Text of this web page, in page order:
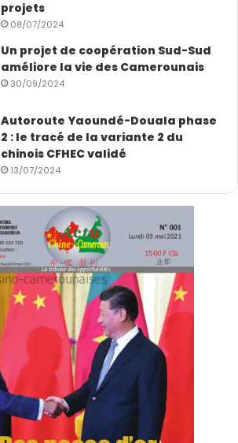
projets
08/07/2024
Un projet de coopération Sud-Sud
améliore la vie des Camerounais
30/09/2024
Autoroute Yaoundé-Douala phase
2 : le tracé de la variante 2 du
chinois CFHEC validé
13/07/2024